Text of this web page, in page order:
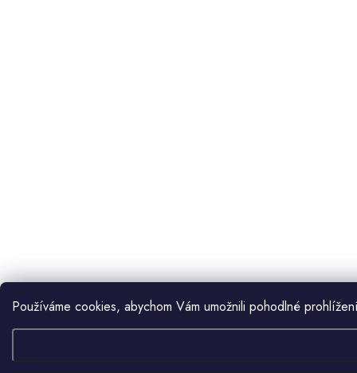
Používáme cookies, abychom Vám umožnili pohodlné